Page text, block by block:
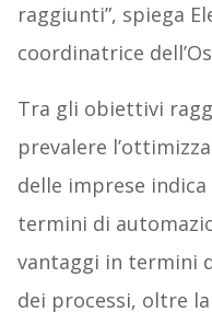
raggiunti”, spiega
coordinatrice
Tra gli obiettivi
prevalere
delle imprese
termini di
vantaggi in termini
dei processi, oltre